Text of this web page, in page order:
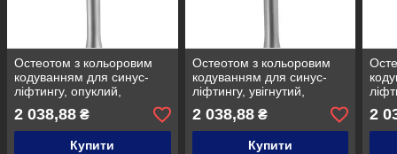
Остеотом з кольоровим
кодуванням для синус-
ліфтингу, опуклий,
вигнутий, діаметр 3,2 мм,
Medesy 1321/7
2 038,88 ₴
Купити
Остеотом з кольоровим
кодуванням для синус-
ліфтингу, увігнутий,
вигнутий, діаметр 3,2 мм,
Medesy 1322/7
2 038,88₴
Купити
2